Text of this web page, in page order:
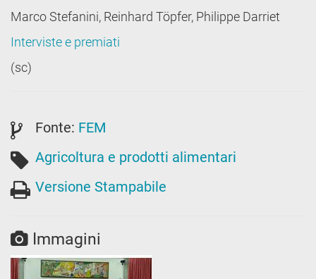
Marco Stefanini, Reinhard Töpfer, Philippe Darriet
Interviste e premiati
(sc)
Fonte: FEM
Agricoltura e prodotti alimentari
Versione Stampabile
Immagini